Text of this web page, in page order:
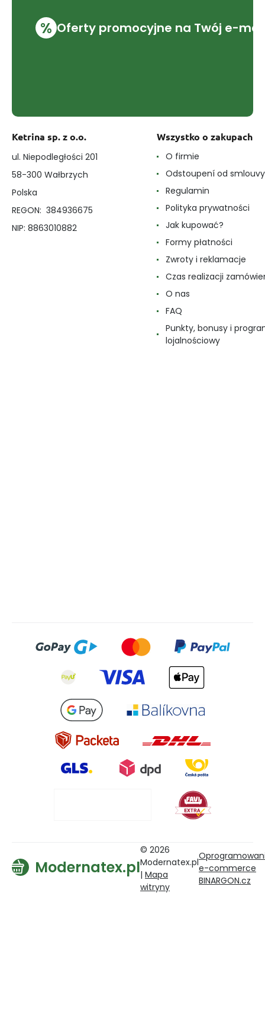
% Oferty promocyjne na Twój e-mail
Ketrina sp. z o.o.
ul. Niepodległości 201
58-300 Wałbrzych
Polska
REGON: 384936675
NIP: 8863010882
Wszystko o zakupach
O firmie
Odstoupení od smlouvy
Regulamin
Polityka prywatności
Jak kupować?
Formy płatności
Zwroty i reklamacje
Czas realizacji
O nas
FAQ
Punkty, bonusy i
lojalnościowy
Modernatex.pl
© 2026
Modernatex.pl
| Mapa
witryny
e-commerce
BINARGON.cz